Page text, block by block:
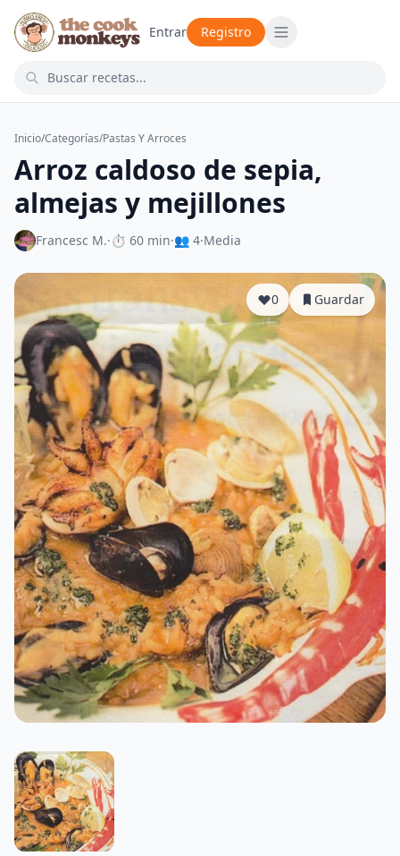
Entrar Registro
Inicio/Categorías/Pastas Y Arroces
Arroz caldoso de sepia,
almejas y mejillones
Francesc M.·⏱ 60 min·👥 4·Media
0 Guardar